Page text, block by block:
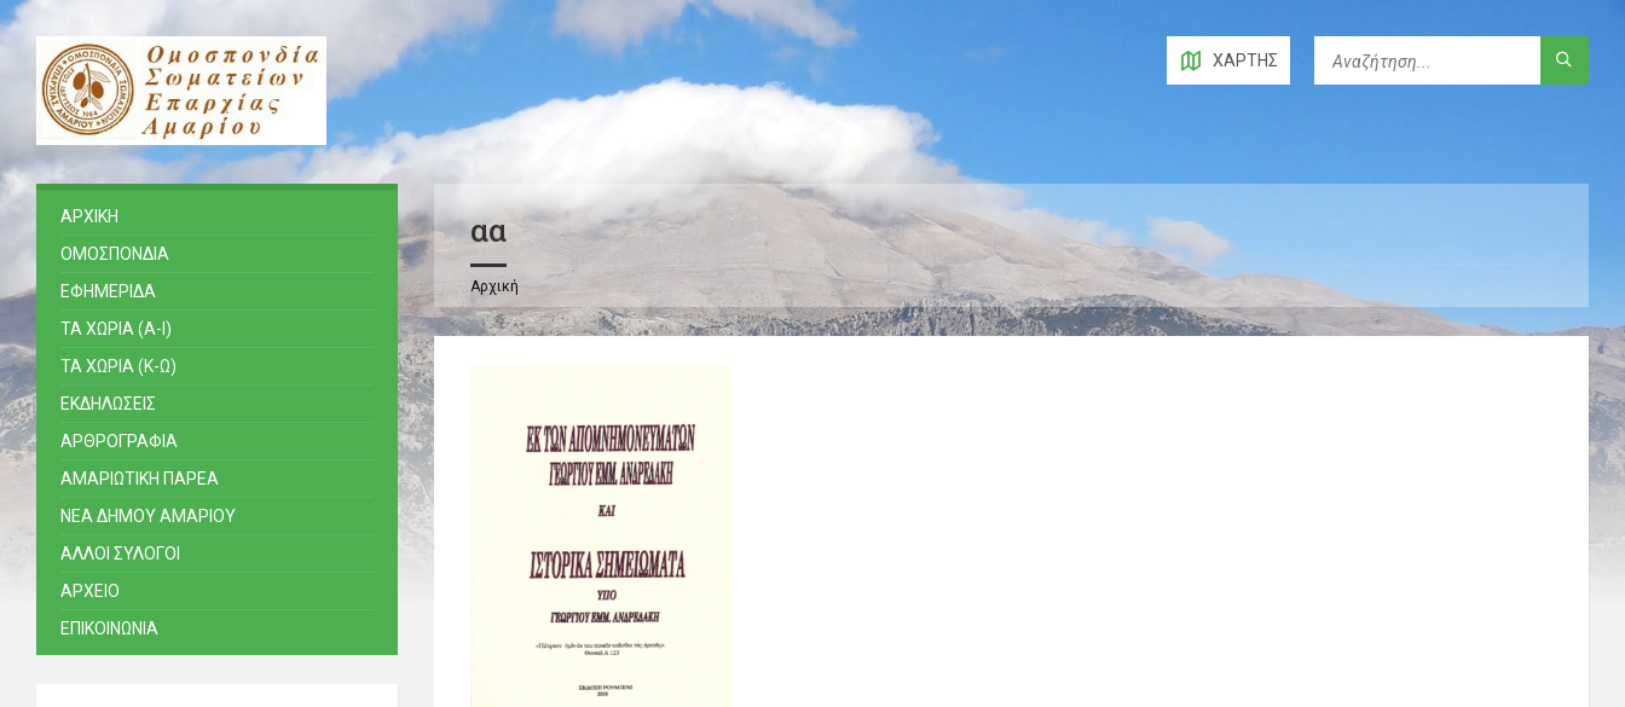
ΧΆΡΤΗΣ
αα
Αρχική
ΑΡΧΙΚΗ
ΟΜΟΣΠΟΝΔΙΑ
ΕΦΗΜΕΡΙΔΑ
ΤΑ ΧΩΡΙΑ (Α-Ι)
ΤΑ ΧΩΡΙΑ (Κ-Ω)
ΕΚΔΗΛΩΣΕΙΣ
ΑΡΘΡΟΓΡΑΦΙΑ
ΑΜΑΡΙΩΤΙΚΗ ΠΑΡΕΑ
ΝΕΑ ΔΗΜΟΥ ΑΜΑΡΙΟΥ
ΑΛΛΟΙ ΣΥΛΟΓΟΙ
ΑΡΧΕΙΟ
ΕΠΙΚΟΙΝΩΝΙΑ